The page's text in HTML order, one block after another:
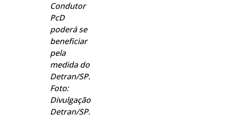
Condutor
PcD
poderá se
beneficiar
pela
medida do
Detran/SP.
Foto:
Divulgação
Detran/SP.